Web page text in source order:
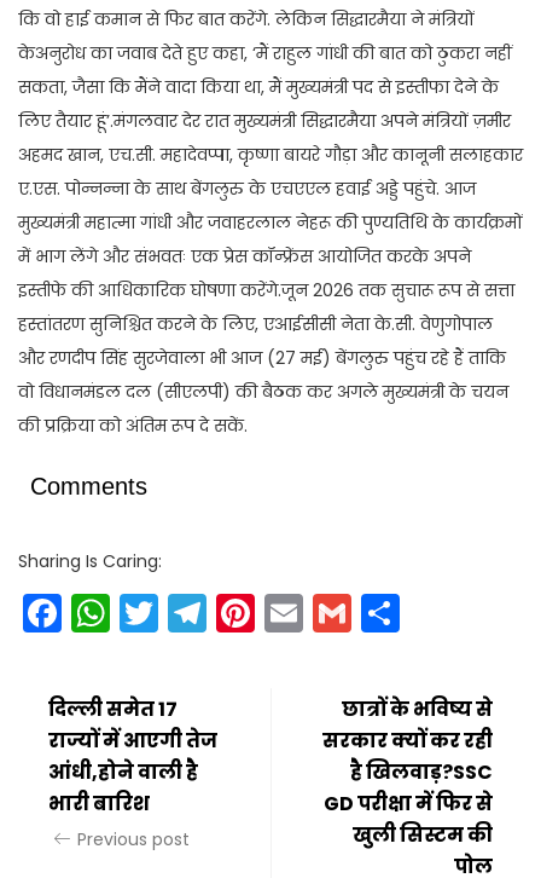
कि वो हाई कमान से फिर बात करेंगे. लेकिन सिद्धारमैया ने मंत्रियों
केअनुरोध का जवाब देते हुए कहा, ‘मैं राहुल गांधी की बात को ठुकरा नहीं
सकता, जैसा कि मैंने वादा किया था, मैं मुख्यमंत्री पद से इस्तीफा देने के
लिए तैयार हूं’.मंगलवार देर रात मुख्यमंत्री सिद्धारमैया अपने मंत्रियों ज़मीर
अहमद खान, एच.सी. महादेवप्पा, कृष्णा बायरे गौड़ा और कानूनी सलाहकार
ए.एस. पोन्नन्ना के साथ बेंगलुरु के एचएएल हवाई अड्डे पहुंचे. आज
मुख्यमंत्री महात्मा गांधी और जवाहरलाल नेहरू की पुण्यतिथि के कार्यक्रमों
में भाग लेंगे और संभवतः एक प्रेस कॉन्फ्रेंस आयोजित करके अपने
इस्तीफे की आधिकारिक घोषणा करेंगे.जून 2026 तक सुचारू रूप से सत्ता
हस्तांतरण सुनिश्चित करने के लिए, एआईसीसी नेता के.सी. वेणुगोपाल
और रणदीप सिंह सुरजेवाला भी आज (27 मई) बेंगलुरु पहुंच रहे हैं ताकि
वो विधानमंडल दल (सीएलपी) की बैठक कर अगले मुख्यमंत्री के चयन
की प्रक्रिया को अंतिम रूप दे सकें.
Comments
Sharing Is Caring:
Facebook
WhatsApp
Twitter
Telegram
Pinterest
EmailGmail
दिल्ली समेत 17
राज्यों में आएगी तेज
आंधी,होने वाली है
भारी बारिश
Previous post
छात्रों के भविष्य से
सरकार क्यों कर रही
है खिलवाड़?SSC
GD परीक्षा में फिर से
खुली सिस्टम की
पोल